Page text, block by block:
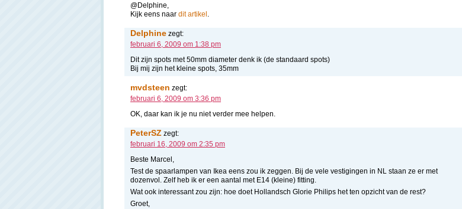
@Delphine,
Kijk eens naar dit artikel
Delphine zegt:
februari 6, 2009 om 1:38 pm
Dit zijn spots met 50mm diameter denk ik (de standaard spots)
Bij mij zijn het kleine spots, 35mm
mvdsteen zegt:
februari 6, 2009 om 3:36 pm
OK, daar kan ik je nu niet verder mee helpen.
PeterSZ zegt:
februari 16, 2009 om 2:35 pm
Beste Marcel,
Test de spaarlampen van Ikea eens zou ik zeggen. Bij de vele vestigingen in NL staan ze er met
dozenvol. Zelf heb ik er een aantal met E14 (kleine) fitting.
Wat ook interessant zou zijn: hoe doet Hollandsch Glorie Philips het ten opzicht van de rest?
Groet,